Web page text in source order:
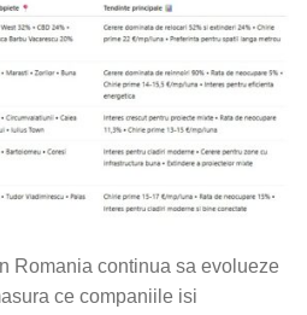
Romania continua sa evolueze
ce companiile isi